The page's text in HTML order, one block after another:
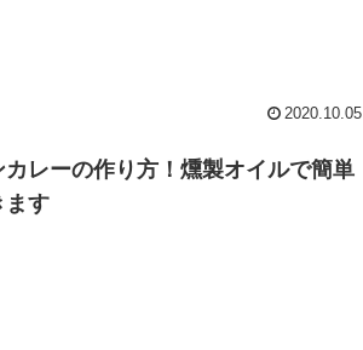
2020.10.05
レーの作り方！燻製オイルで簡単
ます